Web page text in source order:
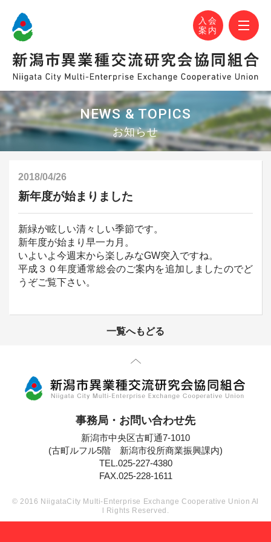
N-MEC 新潟市異業種交流研究会協同組合
おかげさまで設立30周年！
入会
案内
NEWS & TOPICS
お知らせ
2018/04/26
新年度が始まりました
新緑が眩しい清々しい季節です。
新年度が始まり早一カ月。
いよいよ今週末から楽しみなGW突入ですね。
平成３０年度通常総会のご案内を追加しましたのでど
うぞご覧下さい。
一覧へもどる
事務局・お問い合わせ先
新潟市中央区古町通7-1010
(古町ルフル5階 新潟市役所商業振興課内)
TEL.025-227-4380
FAX.025-228-1611
© 2016 NiigataCity Multi-Enterprise Exchange Cooperative Union Al
l Rights Reserved.